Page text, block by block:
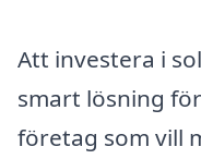
Att investera i
smart lösning
företag som vill